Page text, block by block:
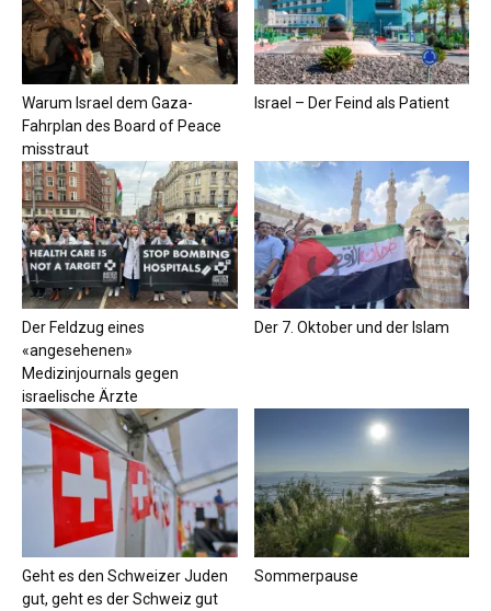
Warum Israel dem Gaza-
Fahrplan des Board of Peace
misstraut
Israel – Der Feind als Patient
Der Feldzug eines
«angesehenen»
Medizinjournals gegen
israelische Ärzte
Der 7. Oktober und der Islam
Geht es den Schweizer Juden
gut, geht es der Schweiz gut
Sommerpause